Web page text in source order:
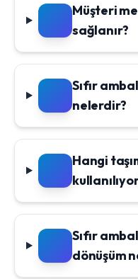
Müşteri
sağlanır?
Sıfır
nelerdir?
Hangi
Sıfır
dönüşüm